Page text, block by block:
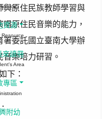
與原住民族教師學習與
原住民音樂的能力，
署委託國立臺南大學辦
樂培力研習。
下：
資源
Resource
來讀冊
Area
專區
附幼